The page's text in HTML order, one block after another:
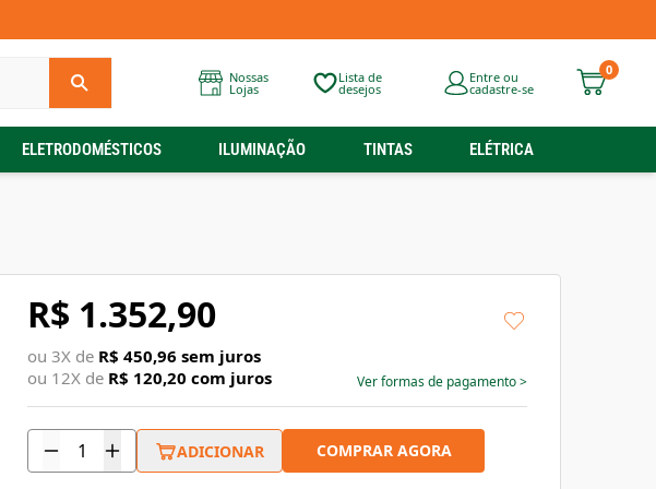
Nossas
Lojas
Lista de
desejos
Entre ou
cadastre-se
0
ELETRODOMÉSTICOS ILUMINAÇÃO TINTAS ELÉTRICA
R$ 1.352,90
ou 3X de R$ 450,96 sem juros
ou 12X de R$ 120,20 com juros Ver formas de pagamento>
ADICIONAR COMPRAR AGORA